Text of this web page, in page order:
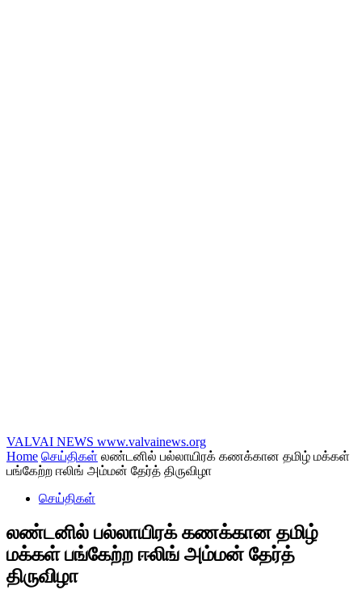
VALVAI NEWS www.valvainews.org
Home செய்திகள் லண்டனில் பல்லாயிரக் கணக்கான தமிழ் மக்கள்
பங்கேற்ற ஈலிங் அம்மன் தேர்த் திருவிழா
செய்திகள்
லண்டனில் பல்லாயிரக் கணக்கான தமிழ்
மக்கள் பங்கேற்ற ஈலிங் அம்மன் தேர்த்
திருவிழா